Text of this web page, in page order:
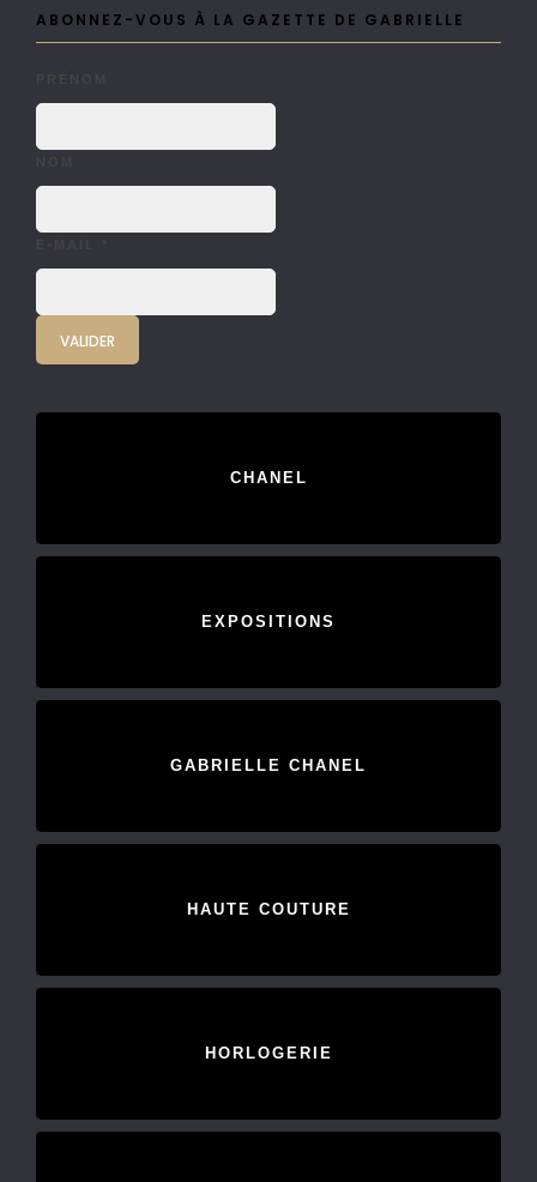
ABONNEZ-VOUS À LA GAZETTE DE GABRIELLE
CHANEL
EXPOSITIONS
GABRIELLE CHANEL
HAUTE COUTURE
HORLOGERIE